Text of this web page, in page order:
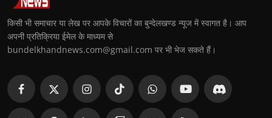
किसी भी समाचार या लेख पर आपके विचारों का बुन्देलखण्ड न्यूज में स्वागत है। आप
अपनी प्रतिक्रिया ईमेल के माध्यम से
bundelkhandnews.com@gmail.com पर भी भेज सकते हैं।